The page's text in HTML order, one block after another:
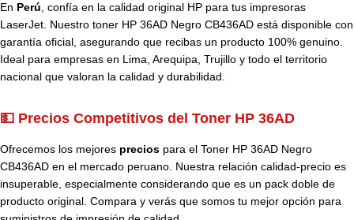
En Perú , confía en la calidad original HP para tus impresoras
LaserJet. Nuestro toner HP 36AD Negro CB436AD está disponible con
garantía oficial, asegurando que recibas un producto 100% genuino.
Ideal para empresas en Lima, Arequipa, Trujillo y todo el territorio
nacional que valoran la calidad y durabilidad.
💵 Precios Competitivos del Toner HP 36AD
Ofrecemos los mejores precios para el Toner HP 36AD Negro
CB436AD en el mercado peruano. Nuestra relación calidad-precio es
insuperable, especialmente considerando que es un pack doble de
producto original. Compara y verás que somos tu mejor opción para